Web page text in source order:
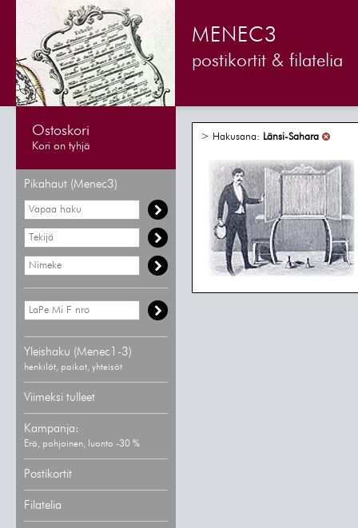
MENEC3
postikortit & filatelia
Ostoskori
Kori on tyhjä
Pikahaut (Menec3)
Yleishaku (Menec1-3)
henkilöt, paikat, yhteisöt
Viimeksi tulleet
Kampanja:
Erä, pohjoinen, luonto -30 %
Postikortit
Filatelia
> Hakusana: Länsi-Sahara